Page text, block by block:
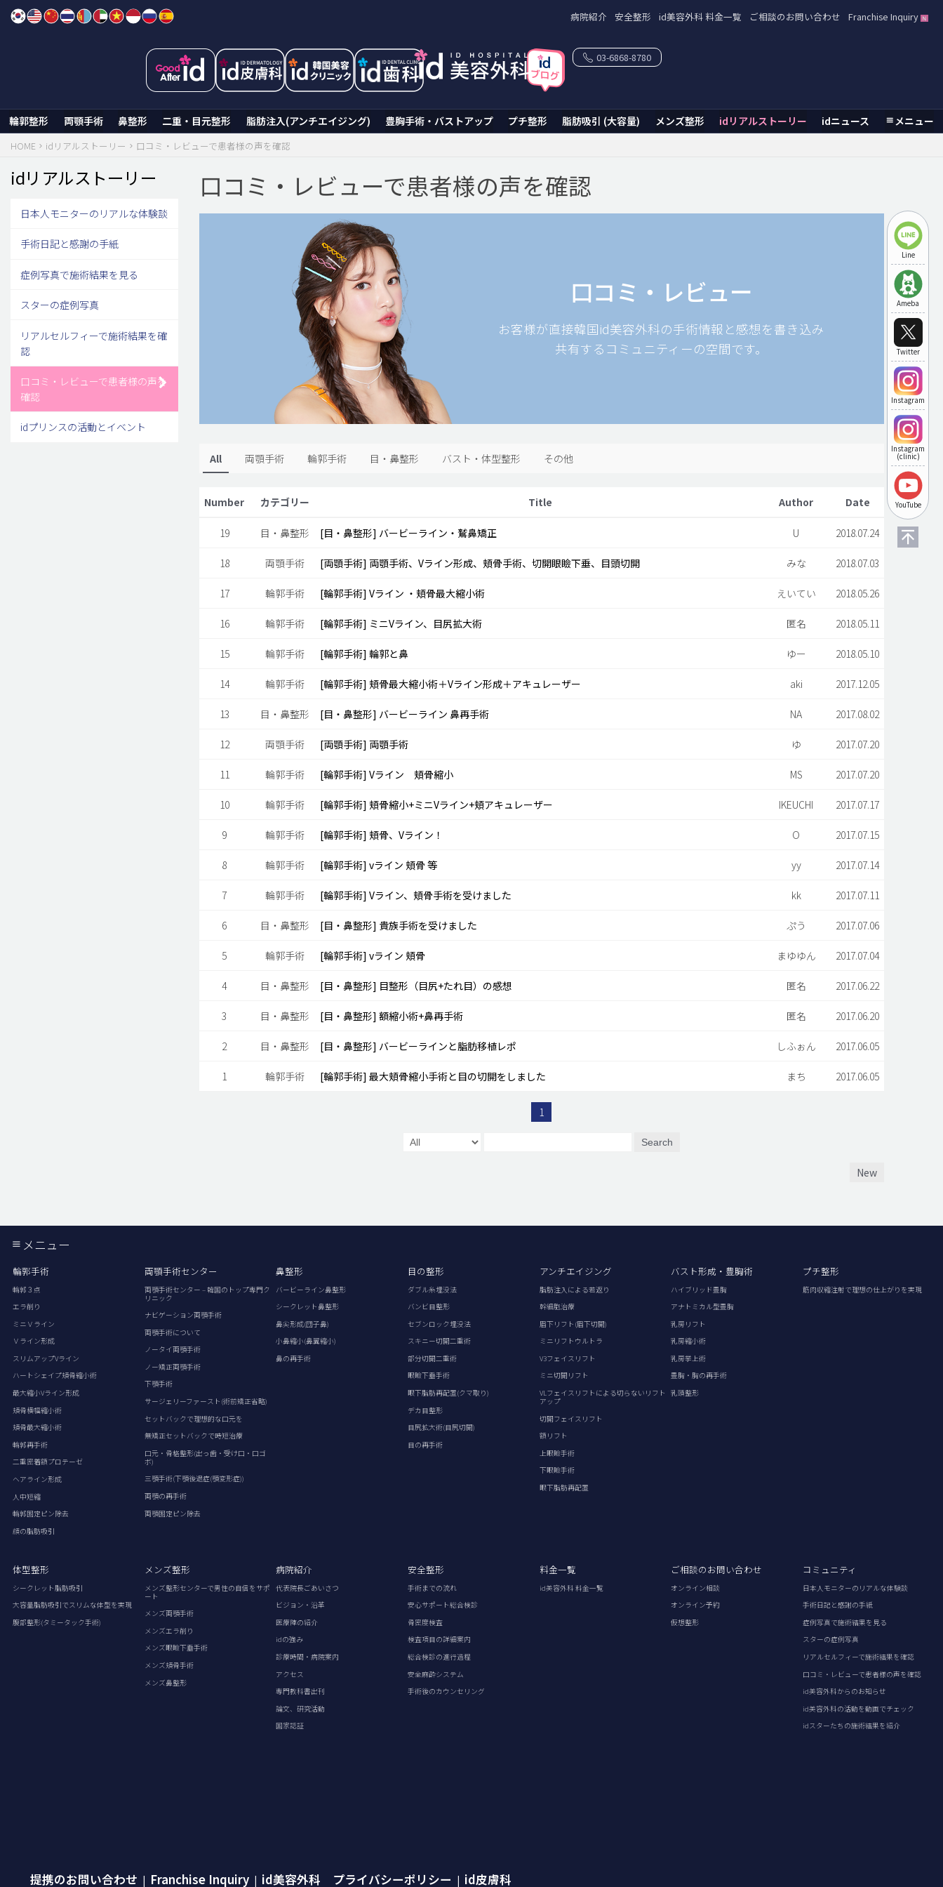
Skip
病院紹介 安全整形 id美容外科 料金一覧 ご相談のお問い合わせ Franchise Inquiry
輪郭整形 両顎手術 鼻整形 二重・目元整形 脂肪注入(アンチエイジング) 豊胸手術・バストアップ プチ整形 脂肪吸引 (大容量) メンズ整形 idリアルストーリー idニュース メニュー
03-6868-8780
Line
Ameba
Twitter
Instagram
Instagram
(clinic)
YouTube
HOME idリアルストーリー 口コミ・レビューで患者様の声を確認
口コミ・レビューで患者様の声を確認
口コミ・レビュー
お客様が直接韓国id美容外科の手術情報と感想を書き込み
共有するコミュニティーの空間です。
All 両顎手術 輪郭手術 目・鼻整形 バスト・体型整形 その他
Number カテゴリー Title Author Date
19 目・鼻整形 [目・鼻整形] バービーライン・鷲鼻矯正 U 2018.07.24
18 両顎手術 [両顎手術] 両顎手術、Vライン形成、頬骨手術、切開眼瞼下垂、目頭切開 みな 2018.07.03
17 輪郭手術 [輪郭手術] Vライン ・頬骨最大縮小術 えいてい 2018.05.26
16 輪郭手術 [輪郭手術] ミニVライン、目尻拡大術 匿名 2018.05.11
15 輪郭手術 [輪郭手術] 輪郭と鼻 ゆー 2018.05.10
14 輪郭手術 [輪郭手術] 頬骨最大縮小術＋Vライン形成＋アキュレーザー aki 2017.12.05
13 目・鼻整形 [目・鼻整形] バービーライン 鼻再手術 NA 2017.08.02
12 両顎手術 [両顎手術] 両顎手術 ゆ 2017.07.20
11 輪郭手術 [輪郭手術] Vライン 頬骨縮小 MS 2017.07.20
10 輪郭手術 [輪郭手術] 頬骨縮小+ミニVライン+頬アキュレーザー IKEUCHI 2017.07.17
9 輪郭手術 [輪郭手術] 頬骨、Vライン！ O 2017.07.15
8 輪郭手術 [輪郭手術] vライン 頬骨 等 yy 2017.07.14
7 輪郭手術 [輪郭手術] Vライン、頬骨手術を受けました kk 2017.07.11
6 目・鼻整形 [目・鼻整形] 貴族手術を受けました ぷう 2017.07.06
5 輪郭手術 [輪郭手術] vライン 頬骨 まゆゆん 2017.07.04
4 目・鼻整形 [目・鼻整形] 目整形（目尻+たれ目）の感想 匿名 2017.06.22
3 目・鼻整形 [目・鼻整形] 額縮小術+鼻再手術 匿名 2017.06.20
2 目・鼻整形 [目・鼻整形] バービーラインと脂肪移植レポ しふぉん 2017.06.05
1 輪郭手術 [輪郭手術] 最大頬骨縮小手術と目の切開をしました まち 2017.06.05
1
Search
New
idリアルストーリー
日本人モニターのリアルな体験談
手術日記と感謝の手紙
症例写真で施術結果を見る
スターの症例写真
リアルセルフィーで施術結果を確
認
口コミ・レビューで患者様の声を
確認
idプリンスの活動とイベント
メニュー
輪郭手術
輪郭３点
エラ削り
ミニＶライン
Ｖライン形成
スリムアップVライン
ハートシェイプ頬骨縮小術
最大縮小Vライン形成
頬骨横幅縮小術
頬骨最大縮小術
輪郭再手術
二重密着額プロテーゼ
ヘアライン形成
人中短縮
輪郭固定ピン除去
顔の脂肪吸引
両顎手術センター
両顎手術センター – 韓国のトップ専門ク
リニック
ナビゲーション両顎手術
両顎手術について
ノータイ両顎手術
ノー矯正両顎手術
下顎手術
サージェリーファースト(術前矯正省略)
セットバックで理想的な口元を
無矯正セットバックで時短治療
口元・骨格整形(出っ歯・受け口・口ゴ
ボ)
三顎手術(下顎後退症(顎変形症))
両顎の再手術
両顎固定ピン除去
鼻整形
バービーライン鼻整形
シークレット鼻整形
鼻尖形成(団子鼻)
小鼻縮小(鼻翼縮小)
鼻の再手術
目の整形
ダブル糸埋没法
バンビ目整形
セブンロック埋没法
スキニー切開二重術
部分切開二重術
眼瞼下垂手術
眼下脂肪再配置(クマ取り)
デカ目整形
目尻拡大術(目尻切開)
目の再手術
アンチエイジング
脂肪注入による若返り
幹細胞治療
眉下リフト(眉下切開)
ミニリフトウルトラ
V3フェイスリフト
ミニ切開リフト
VLフェイスリフトによる切らないリフト
アップ
切開フェイスリフト
額リフト
上眼瞼手術
下眼瞼手術
眼下脂肪再配置
バスト形成・豊胸術
ハイブリッド豊胸
アナトミカル型豊胸
乳房リフト
乳房縮小術
乳房挙上術
豊胸・胸の再手術
乳頭整形
プチ整形
筋肉収縮注射で理想の仕上がりを実現
体型整形
シークレット脂肪吸引
大容量脂肪吸引でスリムな体型を実現
腹部整形(タミータック手術)
メンズ整形
メンズ整形センターで男性の自信をサポ
ート
メンズ両顎手術
メンズエラ削り
メンズ眼瞼下垂手術
メンズ頬骨手術
メンズ鼻整形
病院紹介
代表院長ごあいさつ
ビジョン・沿革
医療陣の紹介
idの強み
診療時間・病院案内
アクセス
専門教科書出刊
論文、研究活動
国家認証
安全整形
手術までの流れ
安心サポート総合検診
骨密度検査
検査項目の詳細案内
総合検診の進行過程
安全麻酔システム
手術後のカウンセリング
料金一覧
id美容外科 料金一覧
ご相談のお問い合わせ
オンライン相談
オンライン予約
仮想整形
コミュニティ
日本人モニターのリアルな体験談
手術日記と感謝の手紙
症例写真で施術結果を見る
スターの症例写真
リアルセルフィーで施術結果を確認
口コミ・レビューで患者様の声を確認
id美容外科からのお知らせ
id美容外科の活動を動画でチェック
idスターたちの施術結果を紹介
提携のお問い合わせ | Franchise Inquiry | id美容外科 プライバシーポリシー | id皮膚科